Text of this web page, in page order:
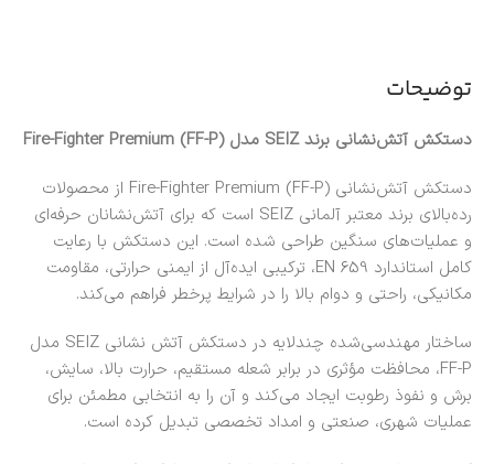
توضیحات
دستکش آتش‌نشانی برند SEIZ مدل Fire-Fighter Premium (FF-P)
دستکش آتش‌نشانی Fire-Fighter Premium (FF-P) از محصولات
رده‌بالای برند معتبر آلمانی SEIZ است که برای آتش‌نشانان حرفه‌ای
و عملیات‌های سنگین طراحی شده است. این دستکش با رعایت
کامل استاندارد EN 659، ترکیبی ایده‌آل از ایمنی حرارتی، مقاومت
مکانیکی، راحتی و دوام بالا را در شرایط پرخطر فراهم می‌کند.
ساختار مهندسی‌شده چندلایه در دستکش آتش نشانی SEIZ مدل
FF-P، محافظت مؤثری در برابر شعله مستقیم، حرارت بالا، سایش،
برش و نفوذ رطوبت ایجاد می‌کند و آن را به انتخابی مطمئن برای
عملیات شهری، صنعتی و امداد تخصصی تبدیل کرده است.